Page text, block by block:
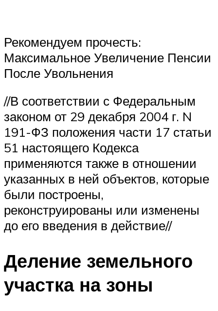
Рекомендуем прочесть:
Максимальное Увеличение Пенсии
После Увольнения
//В соответствии с Федеральным
законом от 29 декабря 2004 г. N
191-ФЗ положения части 17 статьи
51 настоящего Кодекса
применяются также в отношении
указанных в ней объектов, которые
были построены,
реконструированы или изменены
до его введения в действие//
Деление земельного
участка на зоны